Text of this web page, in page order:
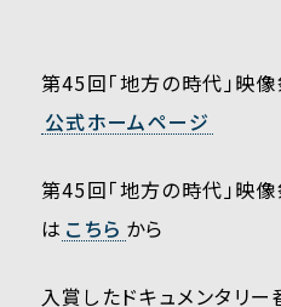
第45回「地方の時代」映
公式ホームページ
第45回「地方の時代」映
は こちら から
入賞したドキュメンタリー